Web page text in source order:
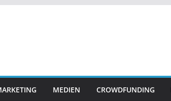
MEDIEN CROWDFUNDING